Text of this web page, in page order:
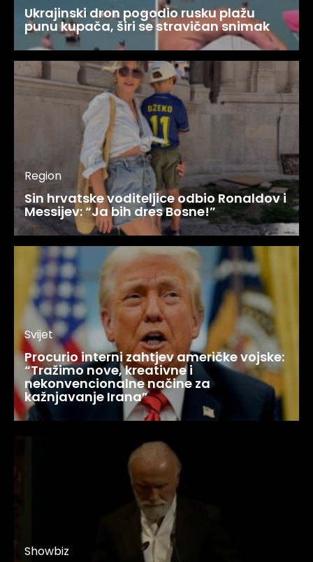
Ukrajinski dron pogodio rusku plažu
punu kupača, širi se stravičan snimak
Region
Sin hrvatske voditeljice odbio Ronaldov i
Messijev: “Ja bih dres Bosne!”
Svijet
Procurio interni zahtjev američke vojske:
“Tražimo nove, kreativne i
nekonvencionalne načine za
kažnjavanje Irana”
Showbiz